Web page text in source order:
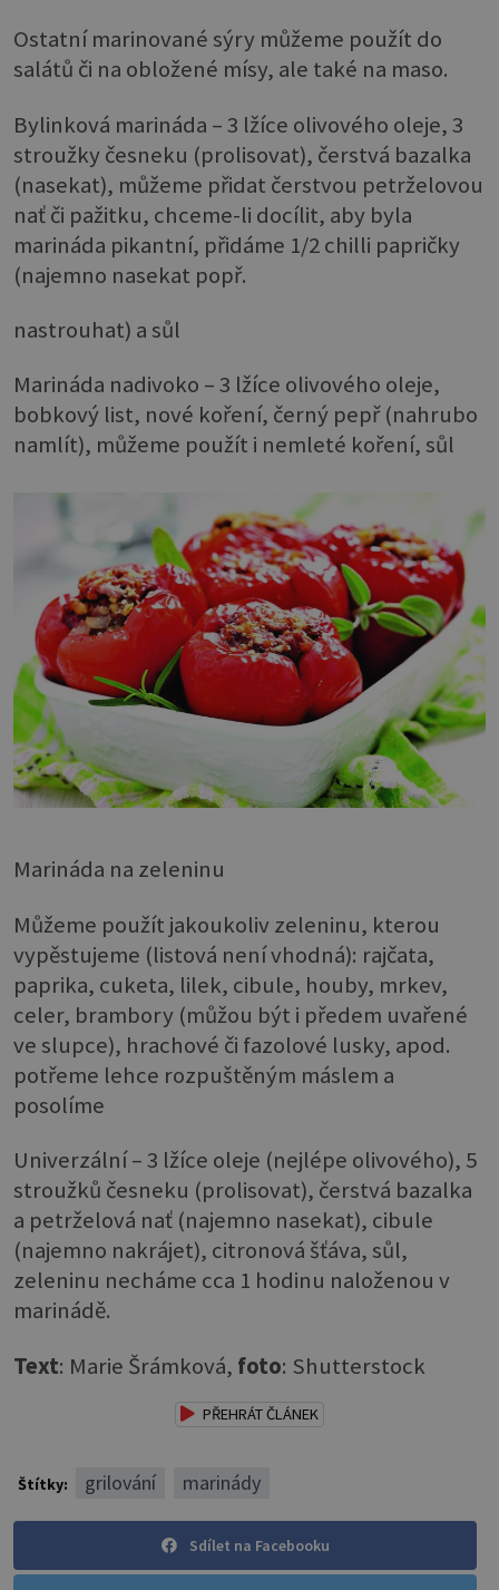
Ostatní marinované sýry můžeme použít do
salátů či na obložené mísy, ale také na maso.
Bylinková marináda – 3 lžíce olivového oleje, 3
stroužky česneku (prolisovat), čerstvá bazalka
(nasekat), můžeme přidat čerstvou petrželovou
nať či pažitku, chceme-li docílit, aby byla
marináda pikantní, přidáme 1/2 chilli papričky
(najemno nasekat popř.
nastrouhat) a sůl
Marináda nadivoko – 3 lžíce olivového oleje,
bobkový list, nové koření, černý pepř (nahrubo
namlít), můžeme použít i nemleté koření, sůl
Marináda na zeleninu
Můžeme použít jakoukoliv zeleninu, kterou
vypěstujeme (listová není vhodná): rajčata,
paprika, cuketa, lilek, cibule, houby, mrkev,
celer, brambory (můžou být i předem uvařené
ve slupce), hrachové či fazolové lusky, apod.
potřeme lehce rozpuštěným máslem a
posolíme
Univerzální – 3 lžíce oleje (nejlépe olivového), 5
stroužků česneku (prolisovat), čerstvá bazalka
a petrželová nať (najemno nasekat), cibule
(najemno nakrájet), citronová šťáva, sůl,
zeleninu necháme cca 1 hodinu naloženou v
marinádě.
Text: Marie Šrámková, foto: Shutterstock
PŘEHRÁT ČLÁNEK
Štítky: grilování marinády
Sdílet na Facebooku